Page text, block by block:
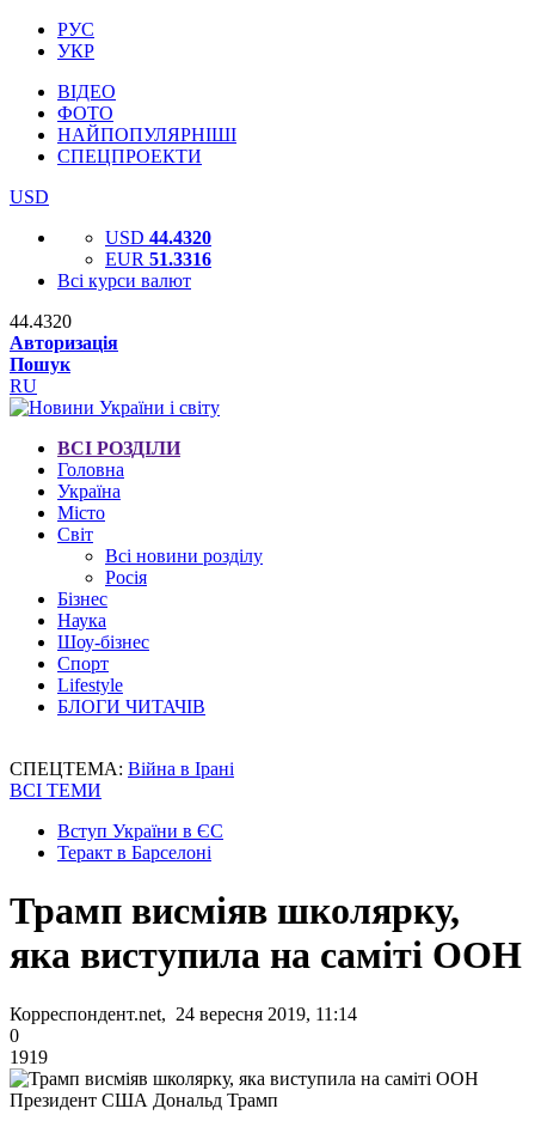
РУС
УКР
ВІДЕО
ФОТО
НАЙПОПУЛЯРНІШІ
СПЕЦПРОЕКТИ
USD
USD 44.4320
EUR 51.3316
Всі курси валют
44.4320
Авторизація
Пошук
RU
ВСІ РОЗДІЛИ
Головна
Україна
Місто
Світ
Всі новини розділу
Росія
Бізнес
Наука
Шоу-бізнес
Спорт
Lifestyle
БЛОГИ ЧИТАЧІВ
СПЕЦТЕМА: Війна в Ірані
ВСІ ТЕМИ
Вступ України в ЄС
Теракт в Барселоні
Трамп висміяв школярку,
яка виступила на саміті ООН
Корреспондент.net, 24 вересня 2019, 11:14
0
1919
Президент США Дональд Трамп